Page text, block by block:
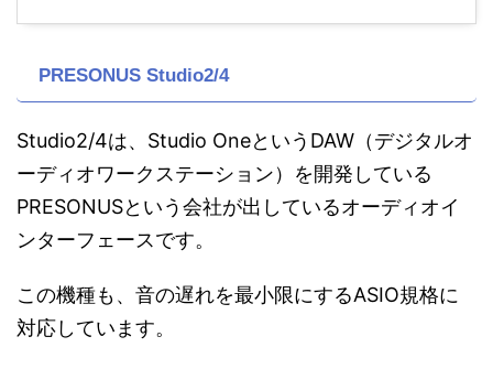
PRESONUS Studio2/4
Studio2/4は、Studio OneというDAW（デジタルオ
ーディオワークステーション）を開発している
PRESONUSという会社が出しているオーディオイ
ンターフェースです。
この機種も、音の遅れを最小限にするASIO規格に
対応しています。